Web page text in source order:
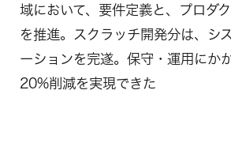
域において、要件定義と、プロダ
を推進。スクラッチ開発分は、シ
ーションを完遂。保守・運用にか
20%削減を実現できた